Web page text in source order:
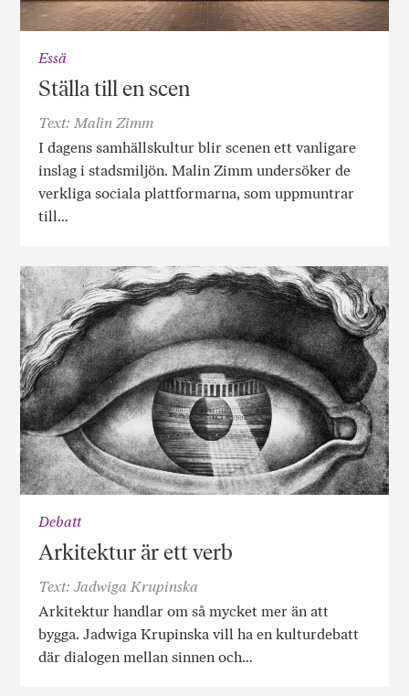
Essä
Ställa till en scen
Text: Malin Zimm
I dagens samhällskultur blir scenen ett vanligare
inslag i stadsmiljön. Malin Zimm undersöker de
verkliga sociala plattformarna, som uppmuntrar
till…
Debatt
Arkitektur är ett verb
Text: Jadwiga Krupinska
Arkitektur handlar om så mycket mer än att
bygga. Jadwiga Krupinska vill ha en kulturdebatt
där dialogen mellan sinnen och…